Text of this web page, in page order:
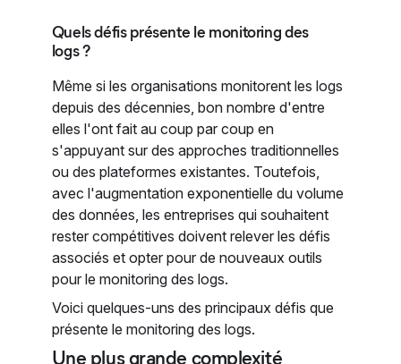
Quels défis présente le monitoring des
logs ?
Même si les organisations monitorent les logs
depuis des décennies, bon nombre d'entre
elles l'ont fait au coup par coup en
s'appuyant sur des approches traditionnelles
ou des plateformes existantes. Toutefois,
avec l'augmentation exponentielle du volume
des données, les entreprises qui souhaitent
rester compétitives doivent relever les défis
associés et opter pour de nouveaux outils
pour le monitoring des logs.
Voici quelques-uns des principaux défis que
présente le monitoring des logs.
Une plus grande complexité